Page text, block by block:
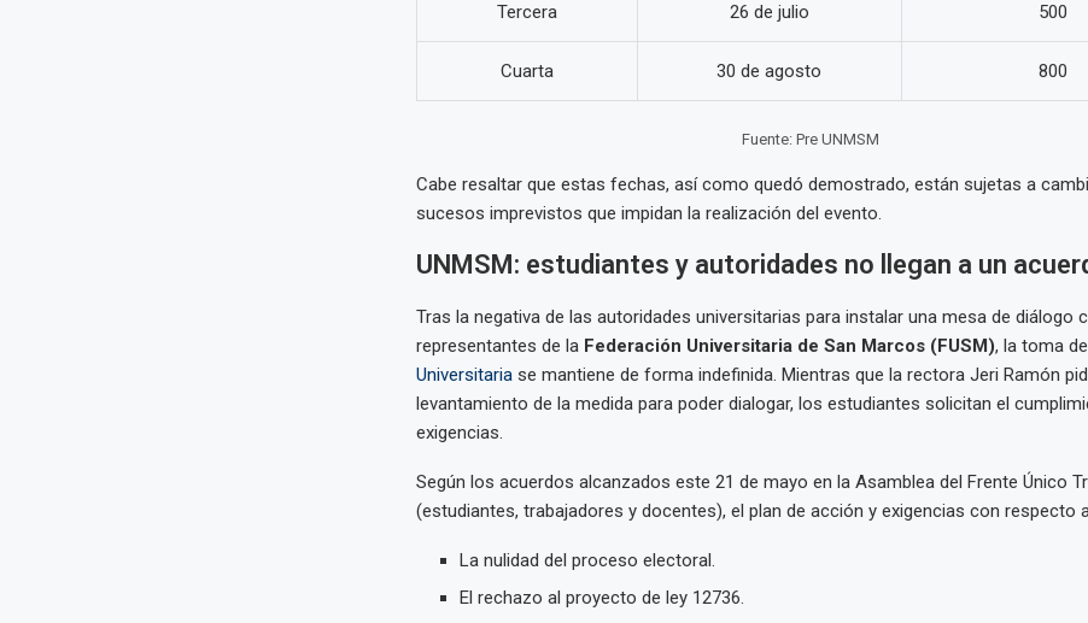
Tercera 26 de julio 500
Cuarta 30 de agosto 800
Fuente: Pre UNMSM
Cabe resaltar que estas fechas, así como quedó demostrado, están sujetas a
sucesos imprevistos que impidan la realización del evento.
UNMSM: estudiantes y autoridades no llegan a un
Tras la negativa de las autoridades universitarias para instalar una mesa de diálogo
representantes de la Federación Universitaria de San Marcos (FUSM), la toma
Universitariase mantiene de forma indefinida. Mientras que la rectora Jeri Ramón
levantamiento de la medida para poder dialogar, los estudiantes solicitan el
exigencias.
Según los acuerdos alcanzados este 21 de mayo en la Asamblea del Frente Único
(estudiantes, trabajadores y docentes), el plan de acción y exigencias con respecto
La nulidad del proceso electoral.
El rechazo al proyecto de ley 12736.